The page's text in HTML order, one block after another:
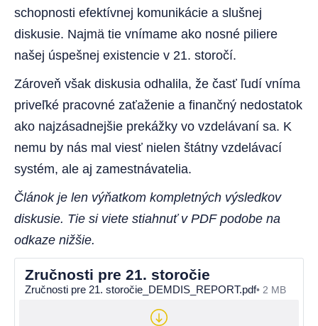
schopnosti efektívnej komunikácie a slušnej
diskusie. Najmä tie vnímame ako nosné piliere
našej úspešnej existencie v 21. storočí.
Zároveň však diskusia odhalila, že časť ľudí vníma
priveľké pracovné zaťaženie a finančný nedostatok
ako najzásadnejšie prekážky vo vzdelávaní sa. K
nemu by nás mal viesť nielen štátny vzdelávací
systém, ale aj zamestnávatelia.
Článok je len výňatkom kompletných výsledkov
diskusie. Tie si viete stiahnuť v PDF podobe na
odkaze nižšie.
Zručnosti pre 21. storočie
Zručnosti pre 21. storočie_DEMDIS_REPORT.pdf 2 MB